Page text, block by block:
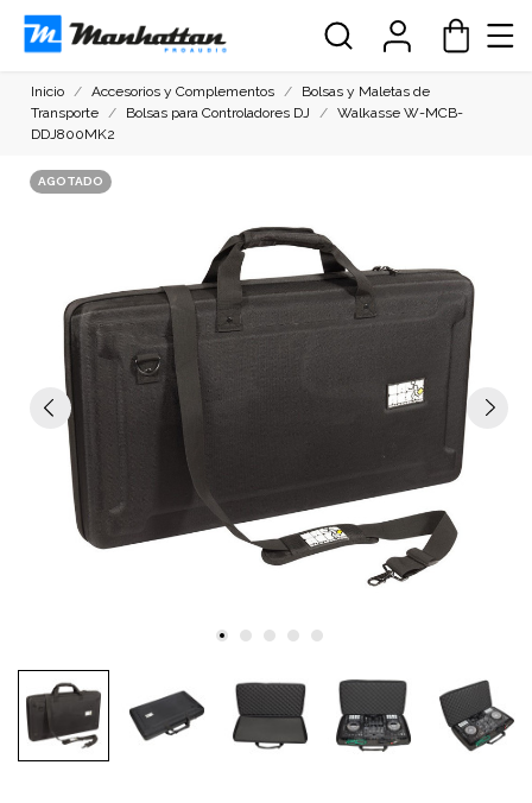
Inicio Accesorios y Complementos
Bolsas y Maletas de
Transporte
Bolsas para Controladores DJ
Walkasse W-MCB-
DDJ800MK2
AGOTADO